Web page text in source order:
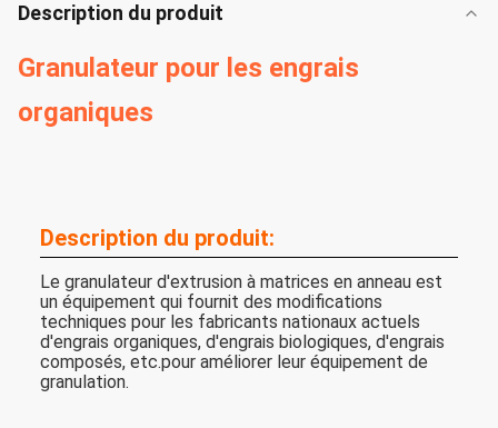
Description du produit
Granulateur pour les engrais
organiques
Description du produit:
Le granulateur d'extrusion à matrices en anneau est
un équipement qui fournit des modifications
techniques pour les fabricants nationaux actuels
d'engrais organiques, d'engrais biologiques, d'engrais
composés, etc.pour améliorer leur équipement de
granulation.